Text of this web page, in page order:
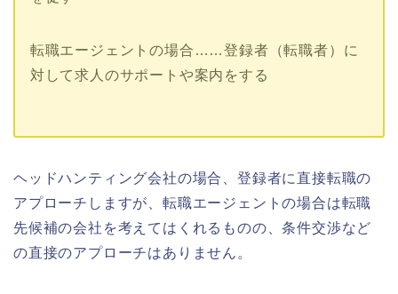
転職エージェントの場合……登録者（転職者）に
対して求人のサポートや案内をする
ヘッドハンティング会社の場合、登録者に直接転職の
アプローチしますが、転職エージェントの場合は転職
先候補の会社を考えてはくれるものの、条件交渉など
の直接のアプローチはありません。